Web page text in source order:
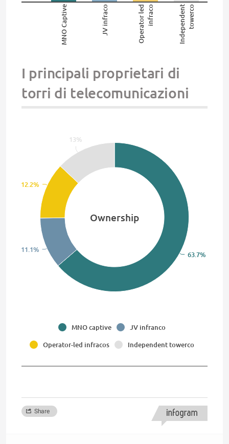
MNO Captive JV infraco Operator ledinfraco Independenttowerco
I principali proprietari di
torri di telecomunicazioni
Ownership
MNO captive
JV infranco
Operator-led infracos
Independent towerco
63.7%
11.1%
12.2%
13%
Share